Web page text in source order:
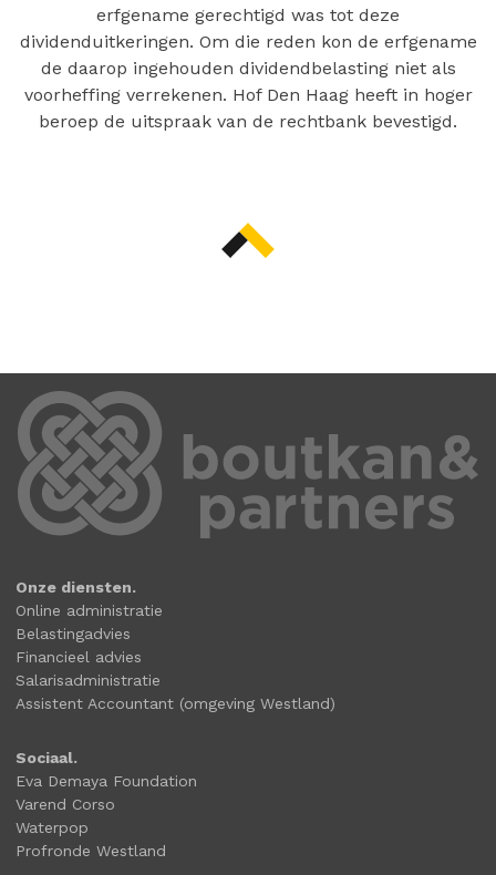
erfgename gerechtigd was tot deze
dividenduitkeringen. Om die reden kon de erfgename
de daarop ingehouden dividendbelasting niet als
voorheffing verrekenen. Hof Den Haag heeft in hoger
beroep de uitspraak van de rechtbank bevestigd.
Onze diensten.
Online administratie
Belastingadvies
Financieel advies
Salarisadministratie
Assistent Accountant (omgeving Westland)
Sociaal.
Eva Demaya Foundation
Varend Corso
Waterpop
Profronde Westland